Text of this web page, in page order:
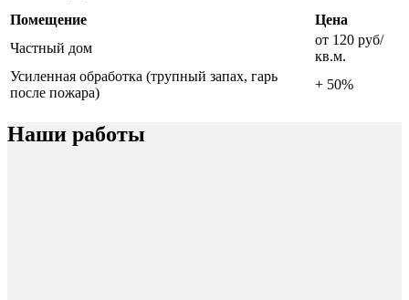
Помещение
Цена
Частный дом
от 120 руб/
кв.м.
Усиленная обработка (трупный запах, гарь
после пожара)
+ 50%
Наши работы